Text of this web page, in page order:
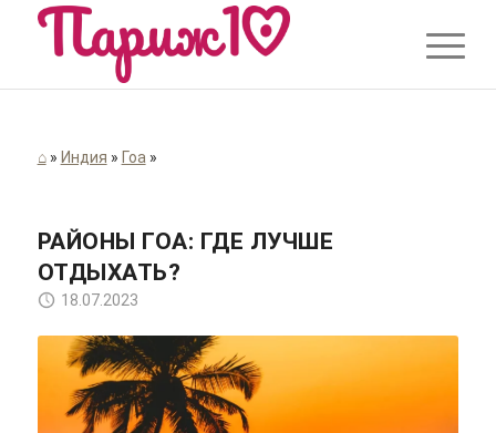
⌂» Индия » Гоа »
РАЙОНЫ ГОА: ГДЕ ЛУЧШЕ
ОТДЫХАТЬ?
18.07.2023